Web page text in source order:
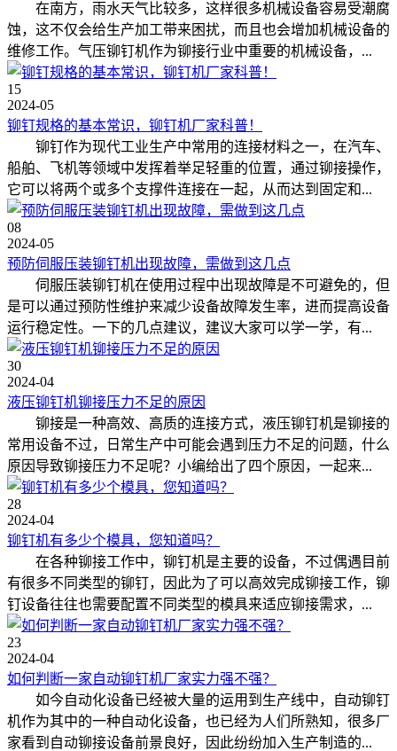
在南方，雨水天气比较多，这样很多机械设备容易受潮腐
蚀，这不仅会给生产加工带来困扰，而且也会增加机械设备的
维修工作。气压铆钉机作为铆接行业中重要的机械设备，...
15
2024-05
铆钉规格的基本常识，铆钉机厂家科普！
铆钉作为现代工业生产中常用的连接材料之一，在汽车、
船舶、飞机等领域中发挥着举足轻重的位置，通过铆接操作，
它可以将两个或多个支撑件连接在一起，从而达到固定和...
08
2024-05
预防伺服压装铆钉机出现故障，需做到这几点
伺服压装铆钉机在使用过程中出现故障是不可避免的，但
是可以通过预防性维护来减少设备故障发生率，进而提高设备
运行稳定性。一下的几点建议，建议大家可以学一学，有...
30
2024-04
液压铆钉机铆接压力不足的原因
铆接是一种高效、高质的连接方式，液压铆钉机是铆接的
常用设备不过，日常生产中可能会遇到压力不足的问题，什么
原因导致铆接压力不足呢？小编给出了四个原因，一起来...
28
2024-04
铆钉机有多少个模具，您知道吗？
在各种铆接工作中，铆钉机是主要的设备，不过偶遇目前
有很多不同类型的铆钉，因此为了可以高效完成铆接工作，铆
钉设备往往也需要配置不同类型的模具来适应铆接需求，...
23
2024-04
如何判断一家自动铆钉机厂家实力强不强？
如今自动化设备已经被大量的运用到生产线中，自动铆钉
机作为其中的一种自动化设备，也已经为人们所熟知，很多厂
家看到自动铆接设备前景良好，因此纷纷加入生产制造的...